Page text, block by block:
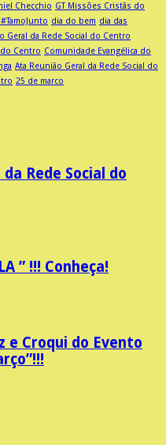
Checchio GT Missões Cristãs do
dia do bem dia das
Geral da Rede Social do Centro
Centro Comunidade Evangélica do
Ata Reunião Geral da Rede Social do
25 de marco
Rede Social do
” !!! Conheça!
e Croqui do Evento